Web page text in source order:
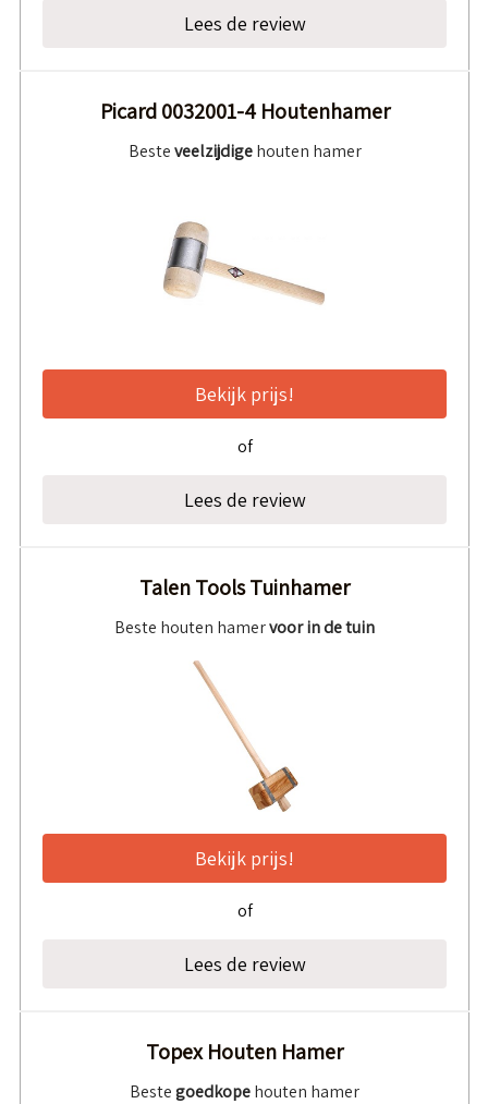
Lees de review
Picard 0032001-4 Houtenhamer
Besteveelzijdigehouten hamer
Bekijk prijs!
of
Lees de review
Talen Tools Tuinhamer
Beste houten hamervoor in de tuin
Bekijk prijs!
of
Lees de review
Topex Houten Hamer
Bestegoedkopehouten hamer